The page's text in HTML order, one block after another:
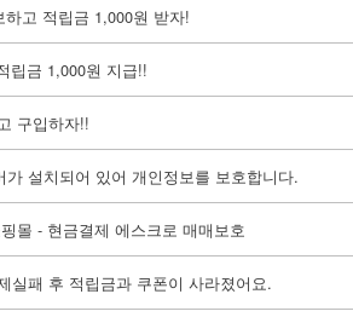
고 적립금 1,000원 받자!
립금 1,000원 지급!!
구입하자!!
가 설치되어 있어 개인정보를 보호합니다.
몰 - 현금결제 에스크로 매매보호
실패 후 적립금과 쿠폰이 사라졌어요.